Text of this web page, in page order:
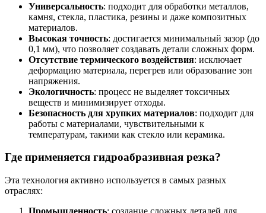
Универсальность: подходит для обработки металлов,
камня, стекла, пластика, резины и даже композитных
материалов.
Высокая точность: достигается минимальный зазор (до
0,1 мм), что позволяет создавать детали сложных форм.
Отсутствие термического воздействия: исключает
деформацию материала, перегрев или образование зон
напряжения.
Экологичность: процесс не выделяет токсичных
веществ и минимизирует отходы.
Безопасность для хрупких материалов: подходит для
работы с материалами, чувствительными к
температурам, такими как стекло или керамика.
Где применяется гидроабразивная резка?
Эта технология активно используется в самых разных
отраслях: